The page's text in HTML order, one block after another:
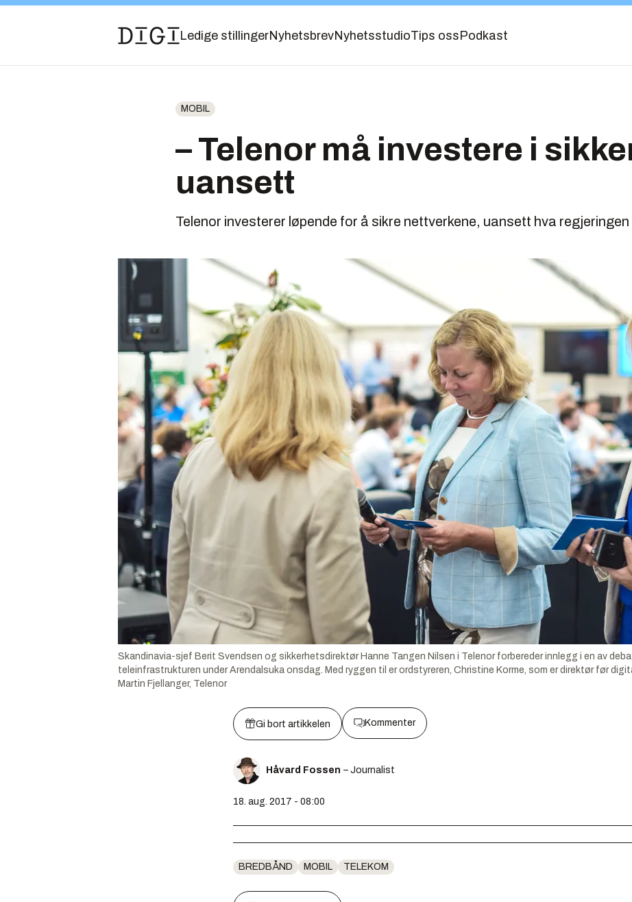
Ledige stillingerNyhetsbrevNyhetsstudioTips oss Podkast
MOBIL
– Telenor må investere i
uansett
Telenor investerer løpende for å sikre nettverkene, uansett hva regjeringen
Skandinavia-sjef Berit Svendsen og sikkerhetsdirektør Hanne Tangen Nilsen i Telenor forbereder innlegg i en av
teleinfrastrukturen under Arendalsuka onsdag. Med ryggen til er ordstyreren, Christine Korme, som er direktør før
Martin Fjellanger, Telenor
Gi bort artikkelen Kommenter
Håvard Fossen – Journalist
18. aug. 2017 - 08:00
BREDBÅND MOBIL TELEKOM